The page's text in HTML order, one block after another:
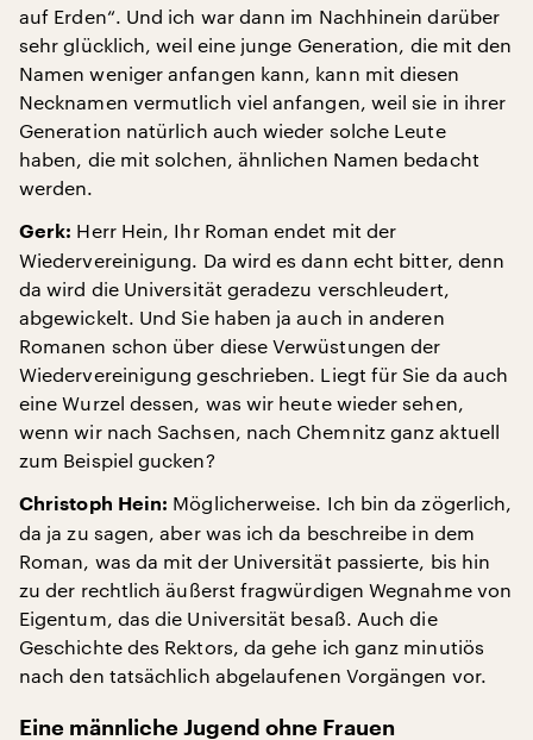
auf Erden“. Und ich war dann im Nachhinein darüber
sehr glücklich, weil eine junge Generation, die mit den
Namen weniger anfangen kann, kann mit diesen
Necknamen vermutlich viel anfangen, weil sie in ihrer
Generation natürlich auch wieder solche Leute
haben, die mit solchen, ähnlichen Namen bedacht
werden.
Gerk: Herr Hein, Ihr Roman endet mit der
Wiedervereinigung. Da wird es dann echt bitter, denn
da wird die Universität geradezu verschleudert,
abgewickelt. Und Sie haben ja auch in anderen
Romanen schon über diese Verwüstungen der
Wiedervereinigung geschrieben. Liegt für Sie da auch
eine Wurzel dessen, was wir heute wieder sehen,
wenn wir nach Sachsen, nach Chemnitz ganz aktuell
zum Beispiel gucken?
Christoph Hein: Möglicherweise. Ich bin da zögerlich,
da ja zu sagen, aber was ich da beschreibe in dem
Roman, was da mit der Universität passierte, bis hin
zu der rechtlich äußerst fragwürdigen Wegnahme von
Eigentum, das die Universität besaß. Auch die
Geschichte des Rektors, da gehe ich ganz minutiös
nach den tatsächlich abgelaufenen Vorgängen vor.
Eine männliche Jugend ohne Frauen